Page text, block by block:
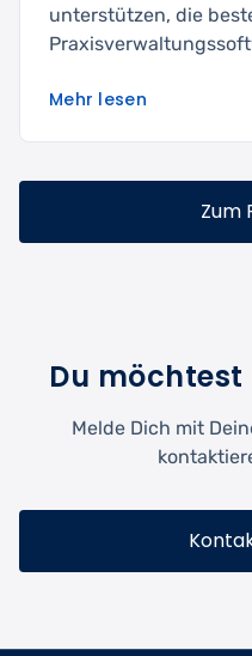
unterstützen, die
Mehr lesen
Zum
Du
Melde Dich mit